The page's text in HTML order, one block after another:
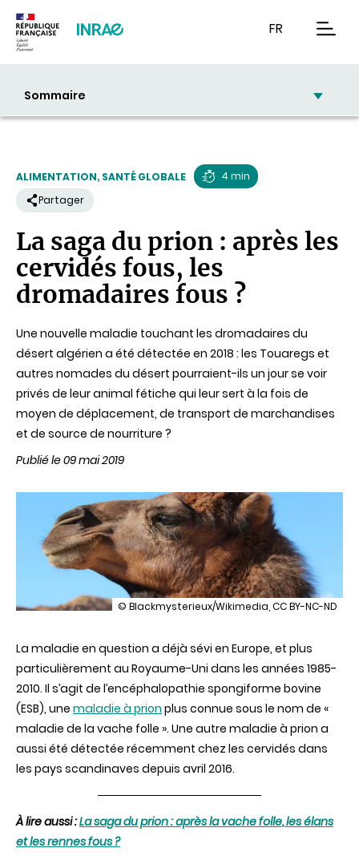
FR
Sommaire
ALIMENTATION, SANTÉ GLOBALE
lecture
4 min
Partager
La saga du prion : après les
cervidés fous, les
dromadaires fous ?
Une nouvelle maladie touchant les dromadaires du
désert algérien a été détectée en 2018 : les Touaregs et
autres nomades du désert pourraient-ils un jour se voir
privés de leur animal fétiche qui leur sert à la fois de
moyen de déplacement, de transport de marchandises
et de source de nourriture ?
Publié le 09 mai 2019
illustration
du
:
après
les
cervidés
fous,
dromadaires
fous
© Blackmysterieux/Wikimedia, CC BY-NC-ND
La maladie en question a déjà sévi en Europe, et plus
particulièrement au Royaume-Uni dans les années 1985-
2010. Il s’agit de l’encéphalopathie spongiforme bovine
(ESB), une maladie à prion plus connue sous le nom de «
maladie de la vache folle ». Une autre maladie à prion a
aussi été détectée récemment chez les cervidés dans
les pays scandinaves depuis avril 2016.
À lire aussi :La saga du prion : après la vache folle, les élans
et les rennes fous ?